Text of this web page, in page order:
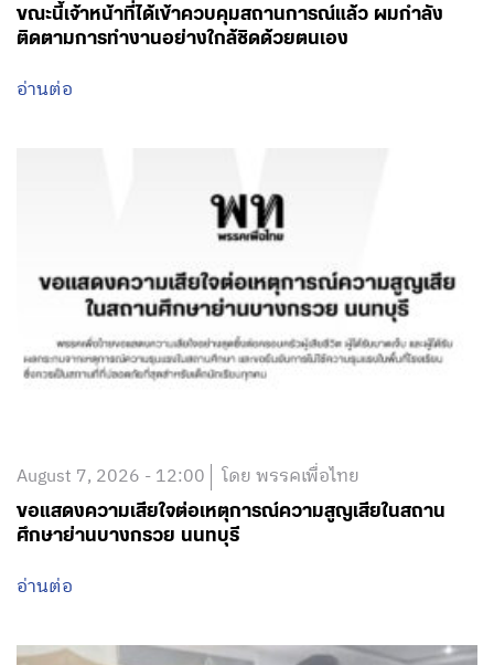
ขณะนี้เจ้าหน้าที่ได้เข้าควบคุมสถานการณ์แล้ว ผมกำลัง
ติดตามการทำงานอย่างใกล้ชิดด้วยตนเอง
อ่านต่อ
August 7, 2026 - 12:00 โดย พรรคเพื่อไทย
ขอแสดงความเสียใจต่อเหตุการณ์ความสูญเสียในสถาน
ศึกษาย่านบางกรวย นนทบุรี
อ่านต่อ